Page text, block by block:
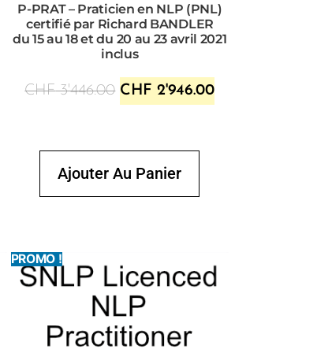
P-PRAT – Praticien en NLP (PNL)
certifié par Richard BANDLER
du 15 au 18 et du 20 au 23 avril 2021
inclus
CHF3'446.00 CHF 2'946.00
Ajouter Au Panier
PROMO !